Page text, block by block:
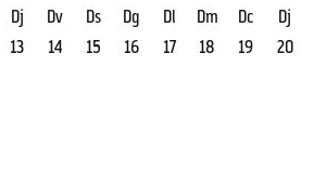
Dj
13
Dv
14
Ds
15
Dg
16
Dl
17
Dm
18
Dc
19
Dj
20